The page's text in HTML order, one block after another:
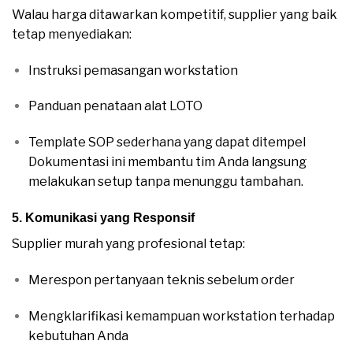
Walau harga ditawarkan kompetitif, supplier yang baik
tetap menyediakan:
Instruksi pemasangan workstation
Panduan penataan alat LOTO
Template SOP sederhana yang dapat ditempel
Dokumentasi ini membantu tim Anda langsung
melakukan setup tanpa menunggu tambahan.
5. Komunikasi yang Responsif
Supplier murah yang profesional tetap:
Merespon pertanyaan teknis sebelum order
Mengklarifikasi kemampuan workstation terhadap
kebutuhan Anda